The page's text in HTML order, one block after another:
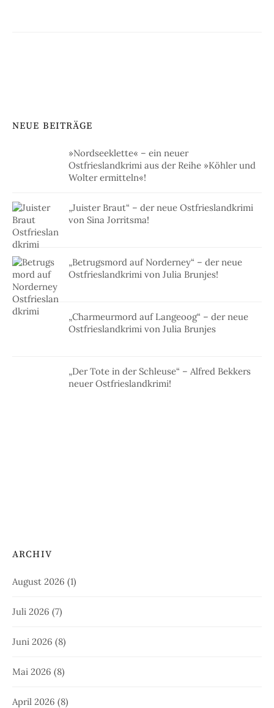
NEUE BEITRÄGE
»Nordseeklette« – ein neuer
Ostfrieslandkrimi aus der Reihe »Köhler und
Wolter ermitteln«!
„Juister Braut“ – der neue Ostfrieslandkrimi
von Sina Jorritsma!
„Betrugsmord auf Norderney“ – der neue
Ostfrieslandkrimi von Julia Brunjes!
„Charmeurmord auf Langeoog“ – der neue
Ostfrieslandkrimi von Julia Brunjes
„Der Tote in der Schleuse“ – Alfred Bekkers
neuer Ostfrieslandkrimi!
ARCHIV
August 2026 (1)
Juli 2026 (7)
Juni 2026 (8)
Mai 2026 (8)
April 2026 (8)